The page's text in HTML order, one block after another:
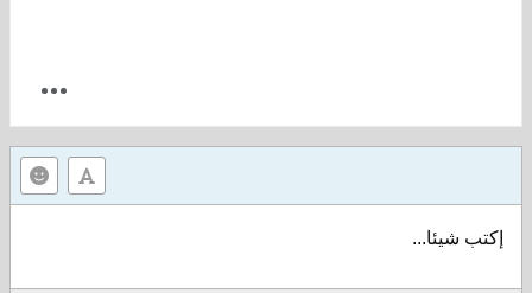
إكتب شيئا...